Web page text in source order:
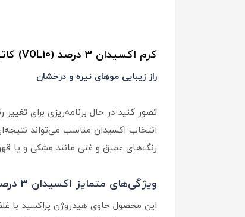
کرم اکسیدان 3 درصد (VOL10) کاترومر:
راز زیبایی موهای تیره و درخشان
تصور کنید در حال برنامه‌ریزی برای
رنگ‌های عمیق و غنی مانند مشکی و یا
ویژگی‌های متمایز اکسیدان 3 درصد کاترومر: